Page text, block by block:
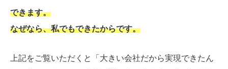
できます。
なぜなら、私でもできたからです。
上記をご覧いただくと「大きい会社だから実現できたん